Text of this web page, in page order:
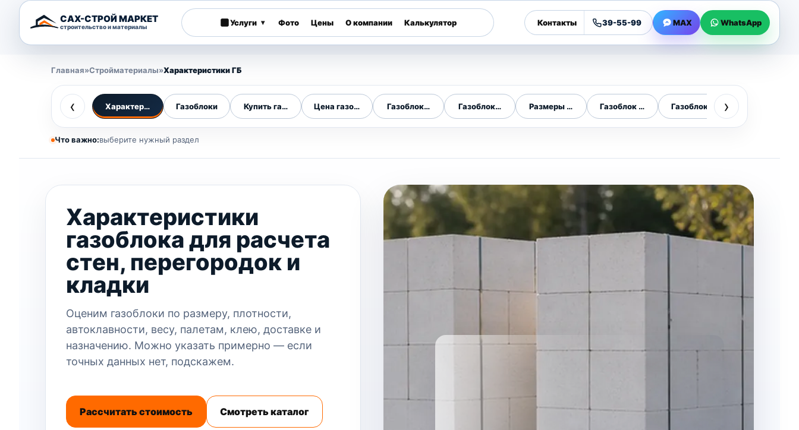
САХ-СТРОЙ МАРКЕТ
строительство и материалы Услуги ▾ Фото Цены О компании Калькулятор Контакты 39-55-99 MAX WhatsApp
Главная»Стройматериалы»Характеристики ГБ
‹ Характеристики Газоблоки Купить газоблок Цена газоблока Газоблоки в городеГазоблоки по областиРазмеры газоблокаГазоблок 600х300х200Газоблок 200 мм
›
Что важно:выберите нужный раздел
Характеристики
газоблока для расчета
стен, перегородок и
кладки
Оценим газоблоки по размеру, плотности,
автоклавности, весу, палетам, клею, доставке и
назначению. Можно указать примерно — если
точных данных нет, подскажем.
Рассчитать стоимость Смотреть каталог